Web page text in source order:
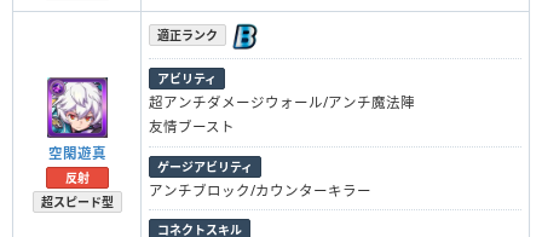
空閑遊真
反射
超スピード型
適正ランク
アビリティ
超アンチダメージウォール/アンチ魔法陣
友情ブースト
ゲージアビリティ
アンチブロック/カウンターキラー
コネクトスキル